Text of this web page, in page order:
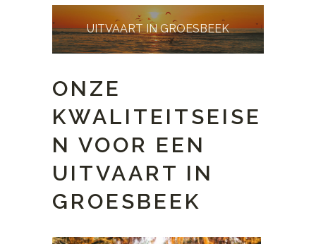
UITVAART IN GROESBEEK
ONZE
KWALITEITSEISE
N VOOR EEN
UITVAART IN
GROESBEEK